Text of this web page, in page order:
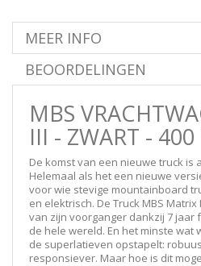
MEER INFO
BEOORDELINGEN
MBS
III - ZWART -
De komst van een nieuwe truck is
Helemaal als het een nieuwe
voor wie stevige mountainboard
en elektrisch. De Truck MBS
van zijn voorganger dankzij 7 jaar
de hele wereld. En het minste wat
de superlatieven opstapelt:
responsiever. Maar hoe is dit